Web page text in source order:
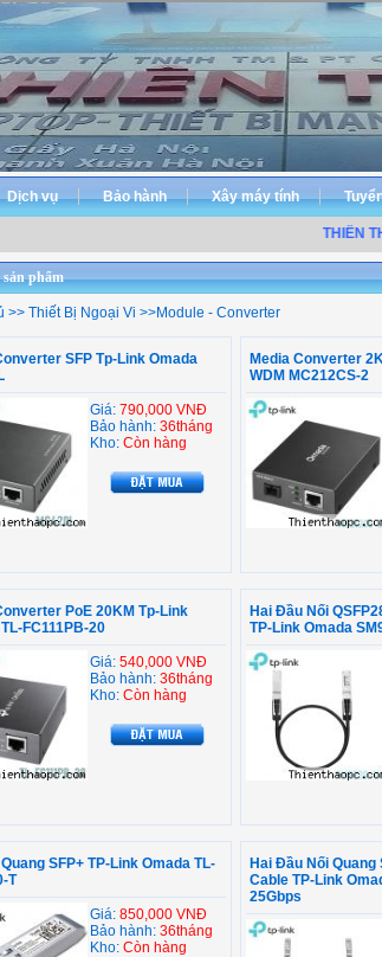
Dịch vụ Bảo hành Xây máy tính
THIÊN
phẩm
>> Thiết Bị Ngoại Vi >>Module - Converter
SFP Tp-Link Omada
Giá: 790,000 VNĐ
Bảo hành: 36tháng
Kho: Còn hàng
Media Converter
WDM MC212CS-2
PoE 20KM Tp-Link
FC111PB-20
Giá: 540,000 VNĐ
Bảo hành: 36tháng
Kho: Còn hàng
Hai Đầu Nối
TP-Link Omada
SFP+ TP-Link Omada TL-
T
Giá: 850,000 VNĐ
Bảo hành: 36tháng
Kho: Còn hàng
Hai Đầu Nối
Cable TP-Link
25Gbps